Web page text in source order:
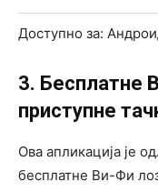
Доступно за:
3. Бесплатне
приступне
Ова апликација је
бесплатне Ви-Фи